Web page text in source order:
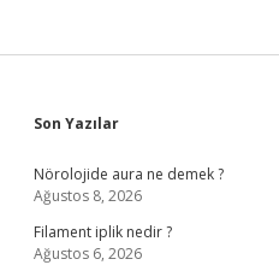
Sidebar
Son Yazılar
Nörolojide aura ne demek ?
Ağustos 8, 2026
Filament iplik nedir ?
Ağustos 6, 2026